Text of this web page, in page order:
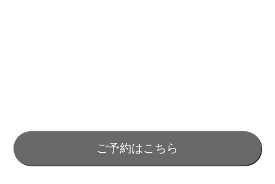
ご予約はこちら